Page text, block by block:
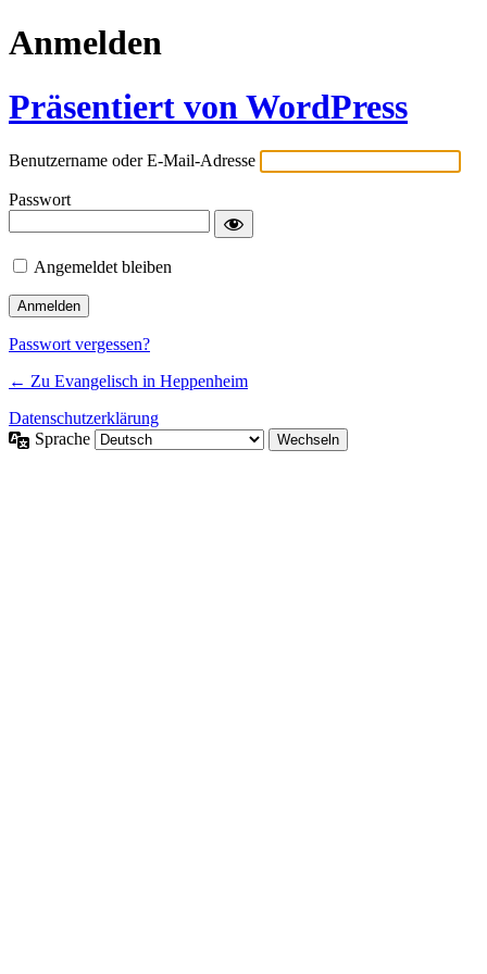
Anmelden
Präsentiert von WordPress
Benutzername oder E-Mail-Adresse
Passwort
Angemeldet bleiben
Passwort vergessen?
← Zu Evangelisch in Heppenheim
Datenschutzerklärung
Sprache